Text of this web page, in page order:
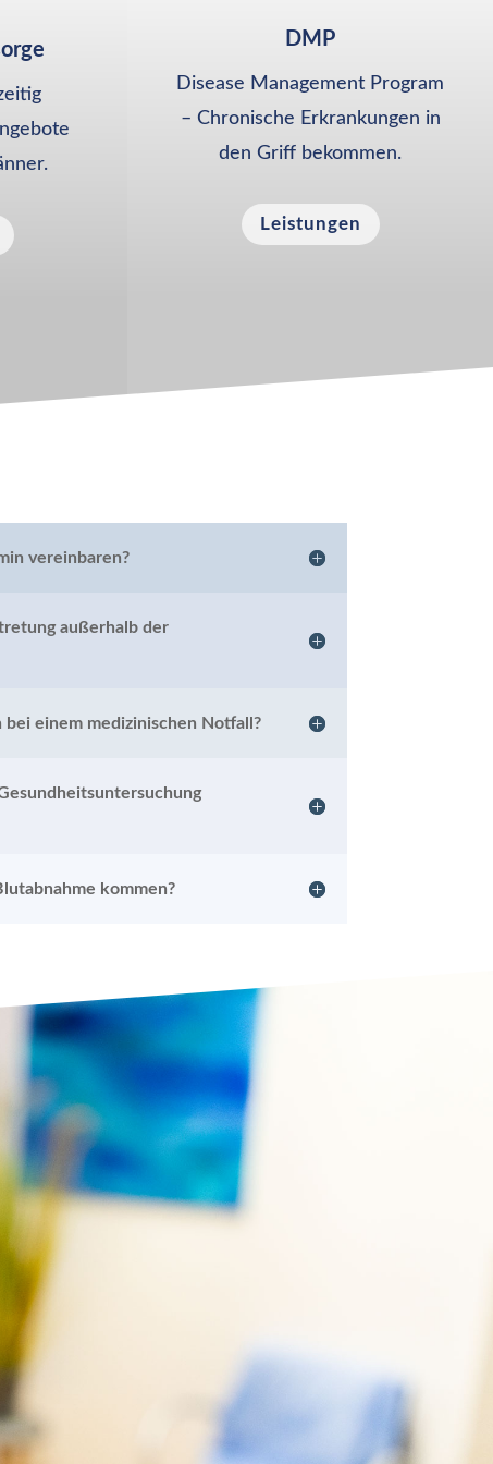
DMP
Disease Management Program
– Chronische Erkrankungen in
den Griff bekommen.
Leistungen
vereinbaren?
außerhalb der
einem medizinischen Notfall?
kommen?